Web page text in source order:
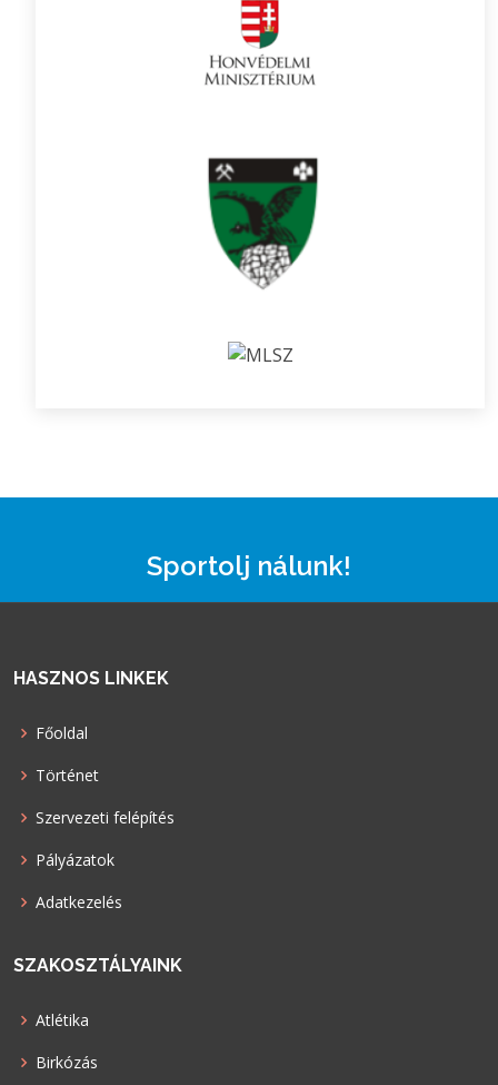
Sportolj nálunk!
HASZNOS LINKEK
Főoldal
Történet
Szervezeti felépítés
Pályázatok
Adatkezelés
SZAKOSZTÁLYAINK
Atlétika
Birkózás